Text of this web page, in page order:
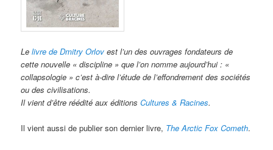
Lelivre de Dmitry Orlov est l’un des ouvrages fondateurs de
cette nouvelle « discipline » que l’on nomme aujourd’hui : «
collapsologie » c’est à-dire l’étude de l’effondrement des sociétés
ou des civilisations.
Il vient d’être réédité aux éditionsCultures & Racines.
Il vient aussi de publier son dernier livre, The Arctic Fox Cometh.